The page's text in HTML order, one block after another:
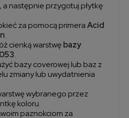
a następnie przygotuj płytkę
za pomocą primeraAcid
.
cienką warstwębazy
.
bazy coverowej lub baz z
zmiany lub uwydatnienia
wybranego przez
koloru.
paznokciom za